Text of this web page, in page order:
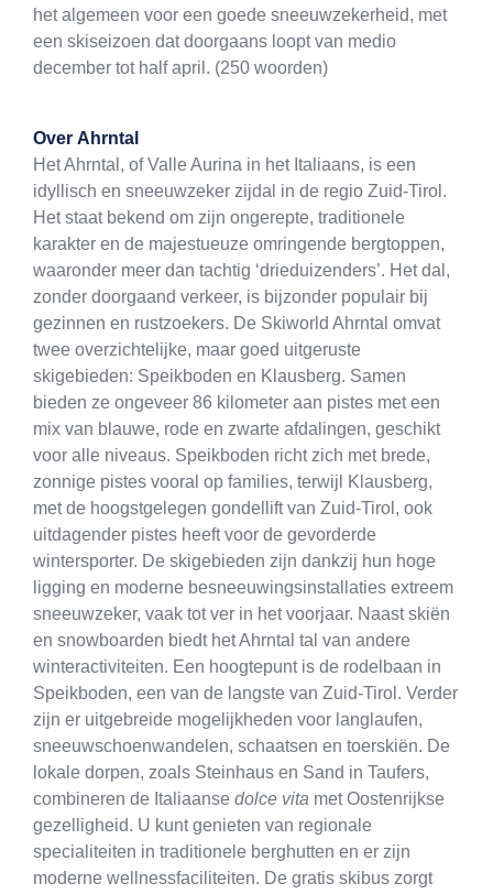
het algemeen voor een goede sneeuwzekerheid, met
een skiseizoen dat doorgaans loopt van medio
december tot half april. (250 woorden)
Over Ahrntal
Het Ahrntal, of Valle Aurina in het Italiaans, is een
idyllisch en sneeuwzeker zijdal in de regio Zuid-Tirol.
Het staat bekend om zijn ongerepte, traditionele
karakter en de majestueuze omringende bergtoppen,
waaronder meer dan tachtig ‘drieduizenders’. Het dal,
zonder doorgaand verkeer, is bijzonder populair bij
gezinnen en rustzoekers. De Skiworld Ahrntal omvat
twee overzichtelijke, maar goed uitgeruste
skigebieden: Speikboden en Klausberg. Samen
bieden ze ongeveer 86 kilometer aan pistes met een
mix van blauwe, rode en zwarte afdalingen, geschikt
voor alle niveaus. Speikboden richt zich met brede,
zonnige pistes vooral op families, terwijl Klausberg,
met de hoogstgelegen gondellift van Zuid-Tirol, ook
uitdagender pistes heeft voor de gevorderde
wintersporter. De skigebieden zijn dankzij hun hoge
ligging en moderne besneeuwingsinstallaties extreem
sneeuwzeker, vaak tot ver in het voorjaar. Naast skiën
en snowboarden biedt het Ahrntal tal van andere
winteractiviteiten. Een hoogtepunt is de rodelbaan in
Speikboden, een van de langste van Zuid-Tirol. Verder
zijn er uitgebreide mogelijkheden voor langlaufen,
sneeuwschoenwandelen, schaatsen en toerskiën. De
lokale dorpen, zoals Steinhaus en Sand in Taufers,
combineren de Italiaanse dolce vita met Oostenrijkse
gezelligheid. U kunt genieten van regionale
specialiteiten in traditionele berghutten en er zijn
moderne wellnessfaciliteiten. De gratis skibus zorgt